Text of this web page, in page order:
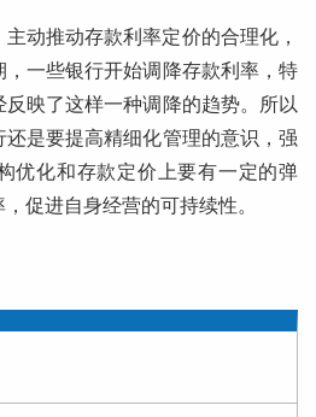
动推动存款利率定价的合理化，
一些银行开始调降存款利率，特
映了这样一种调降的趋势。所以
是要提高精细化管理的意识，强
优化和存款定价上要有一定的弹
促进自身经营的可持续性。